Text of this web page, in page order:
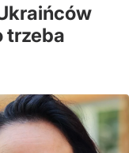
trzeba